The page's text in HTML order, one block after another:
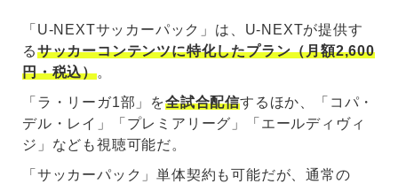
「U-NEXTサッカーパック」は、U-NEXTが提供す
るサッカーコンテンツに特化したプラン（月額2,600
円・税込）。
「ラ・リーガ1部」を全試合配信するほか、「コパ・
デル・レイ」「プレミアリーグ」「エールディヴィ
ジ」なども視聴可能だ。
「サッカーパック」単体契約も可能だが、通常の